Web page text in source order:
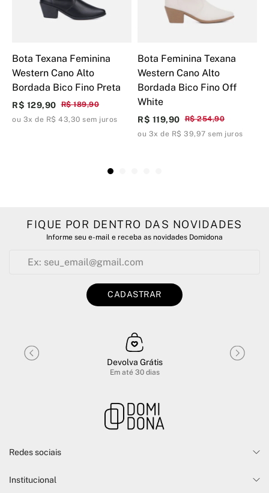
Bota Texana Feminina
Western Cano Alto
Bordada Bico Fino Preta
R$ 189,90
R$ 129,90
ou 3x de R$ 43,30 sem juros
Bota Feminina Texana
Western Cano Alto
Bordada Bico Fino Off
White
R$ 254,90
R$ 119,90
ou 3x de R$ 39,97 sem juros
FIQUE POR DENTRO DAS NOVIDADES
Informe seu e-mail e receba as novidades Domidona
CADASTRAR
Devolva Grátis
Em até 30 dias
Redes sociais
Institucional